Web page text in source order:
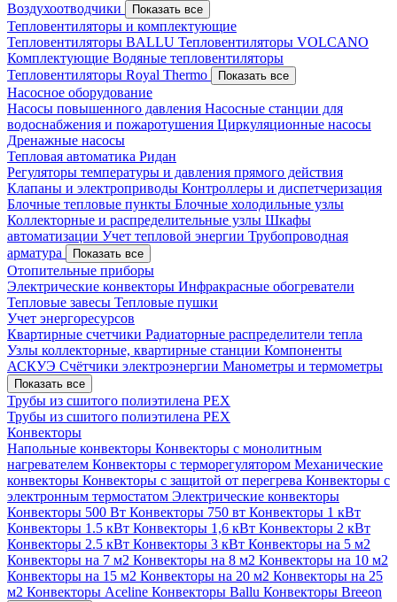
Воздухоотводчики
Показать все
Тепловентиляторы и комплектующие
Тепловентиляторы BALLU Тепловентиляторы VOLCANO
Комплектующие Водяные тепловентиляторы
Тепловентиляторы Royal Thermo
Показать все
Насосное оборудование
Насосы повышенного давления Насосные станции для
водоснабжения и пожаротушения Циркуляционные насосы
Дренажные насосы
Тепловая автоматика Ридан
Регуляторы температуры и давления прямого действия
Клапаны и электроприводы Контроллеры и диспетчеризация
Блочные тепловые пункты Блочные холодильные узлы
Коллекторные и распределительные узлы Шкафы
автоматизации Учет тепловой энергии Трубопроводная
арматура
Показать все
Отопительные приборы
Электрические конвекторы Инфракрасные обогреватели
Тепловые завесы Тепловые пушки
Учет энергоресурсов
Квартирные счетчики Радиаторные распределители тепла
Узлы коллекторные, квартирные станции Компоненты
АСКУЭ Счётчики электроэнергии Манометры и термометры
Показать все
Трубы из сшитого полиэтилена PEX
Трубы из сшитого полиэтилена PEX
Конвекторы
Напольные конвекторы Конвекторы с монолитным
нагревателем Конвекторы с терморегулятором Механические
конвекторы Конвекторы с защитой от перегрева Конвекторы с
электронным термостатом Электрические конвекторы
Конвекторы 500 Вт Конвекторы 750 вт Конвекторы 1 кВт
Конвекторы 1.5 кВт Конвекторы 1,6 кВт Конвекторы 2 кВт
Конвекторы 2.5 кВт Конвекторы 3 кВт Конвекторы на 5 м2
Конвекторы на 7 м2 Конвекторы на 8 м2 Конвекторы на 10 м2
Конвекторы на 15 м2 Конвекторы на 20 м2 Конвекторы на 25
м2 Конвекторы Aceline Конвекторы Ballu Конвекторы Breeon